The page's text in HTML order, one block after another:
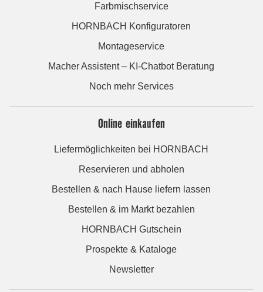
Farbmischservice
HORNBACH Konfiguratoren
Montageservice
Macher Assistent – KI-Chatbot Beratung
Noch mehr Services
Online einkaufen
Liefermöglichkeiten bei HORNBACH
Reservieren und abholen
Bestellen & nach Hause liefern lassen
Bestellen & im Markt bezahlen
HORNBACH Gutschein
Prospekte & Kataloge
Newsletter